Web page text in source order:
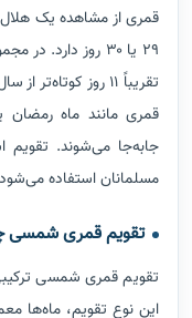
قمری از مشاهده یک
تقریباً ۱۱ روز
قمری مانند ماه
جابه‌جا می‌شوند. تقویم
مسلمانان استفاده
تقویم قمری
تقویم قمری شمسی
این نوع تقویم، ماه‌ها